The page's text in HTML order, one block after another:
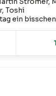
Toshi
ein